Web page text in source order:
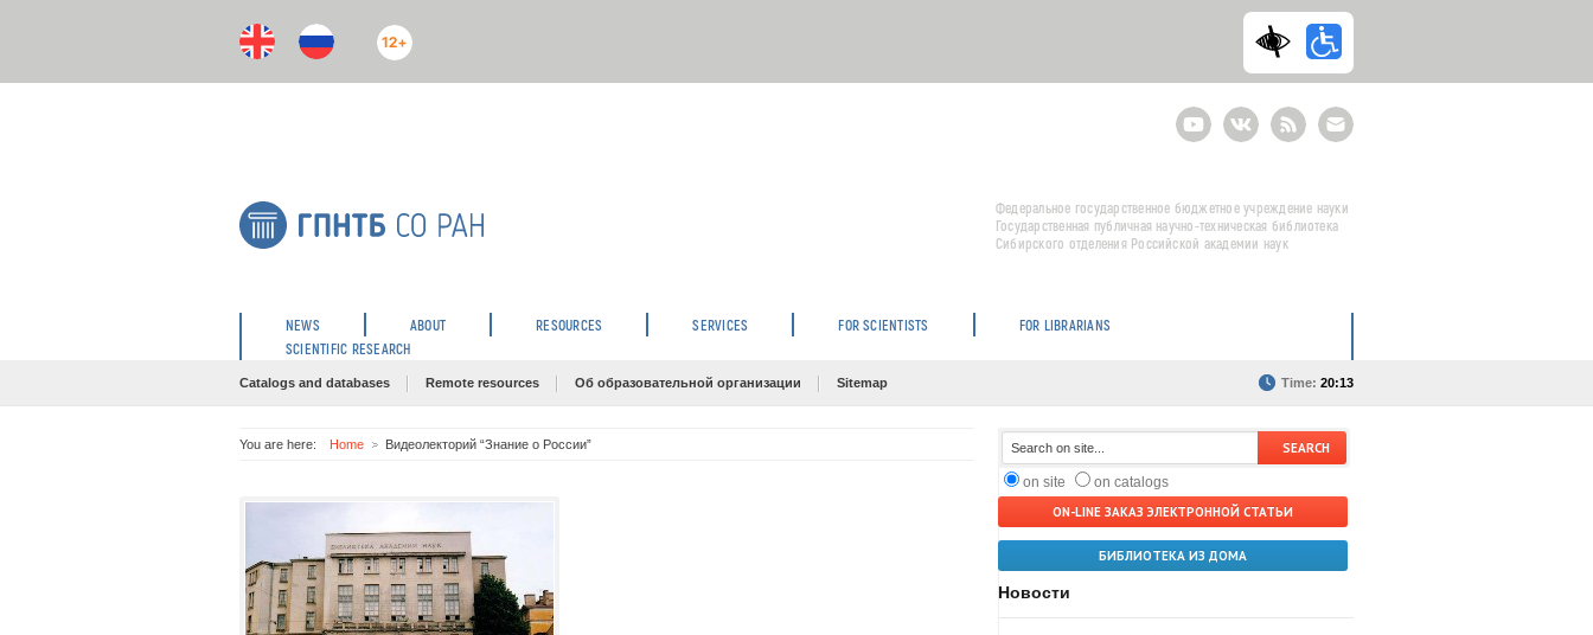
12+
YoutubeВКонтактеRSS
E-
mail
подписка
Федеральное государственное бюджетное учреждение науки
Государственная публичная научно-техническая библиотека
Сибирского отделения Российской академии наук
NEWS ABOUT RESOURCES SERVICES FOR SCIENTISTS
FOR LIBRARIANS
SCIENTIFIC RESEARCH
Catalogs and databases Remote resources Об образовательной организации Sitemap Time: 20:13
You are here: Home Видеолекторий “Знание о России”
on site
on catalogs
ON-LINE ЗАКАЗ ЭЛЕКТРОННОЙ СТАТЬИ
БИБЛИОТЕКА ИЗ ДОМА
Новости